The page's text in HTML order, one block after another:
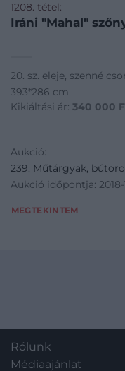
1208. tétel:
Iráni "Mahal"
20. sz. eleje, szenné
393*286 cm
Kikiáltási ár: 340 000
Aukció:
239. Műtárgyak,
Aukció időpontja: 2018-
MEGTEKINTEM
Rólunk
Médiaajánlat